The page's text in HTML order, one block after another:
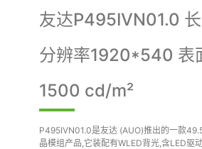
友达P495IVN01.0
分辨率1920*540 表
1500 cd/m²
P495IVN01.0是友达 (AUO)推出的一款
晶模组产品,它装配有WLED背光,含LED驱